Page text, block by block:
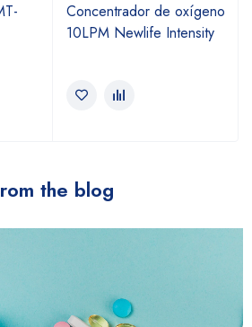
Concentrador de oxígeno
10LPM Newlife Intensity
the blog